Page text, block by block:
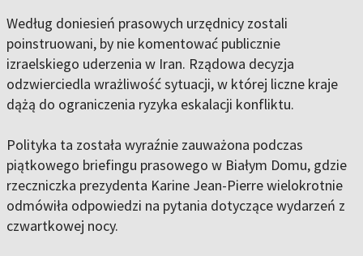
Według doniesień prasowych urzędnicy zostali
poinstruowani, by nie komentować publicznie
izraelskiego uderzenia w Iran. Rządowa decyzja
odzwierciedla wrażliwość sytuacji, w której liczne kraje
dążą do ograniczenia ryzyka eskalacji konfliktu.
Polityka ta została wyraźnie zauważona podczas
piątkowego briefingu prasowego w Białym Domu, gdzie
rzeczniczka prezydenta Karine Jean-Pierre wielokrotnie
odmówiła odpowiedzi na pytania dotyczące wydarzeń z
czwartkowej nocy.